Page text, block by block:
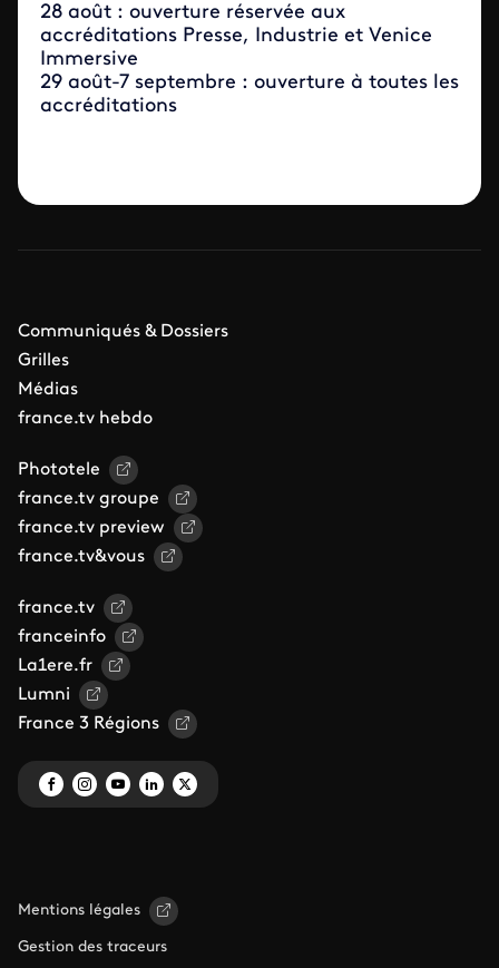
28 août : ouverture réservée aux
accréditations Presse, Industrie et Venice
Immersive
29 août-7 septembre : ouverture à toutes les
accréditations
Communiqués & Dossiers
Grilles
Médias
france.tv hebdo
Phototele
france.tv groupe
france.tv preview
france.tv&vous
france.tv
franceinfo
La1ere.fr
Lumni
France 3 Régions
Mentions légales
Gestion des traceurs